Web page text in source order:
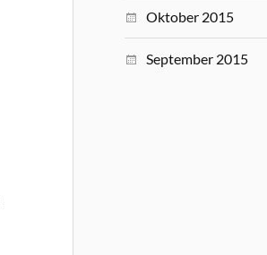
Oktober 2015
September 2015